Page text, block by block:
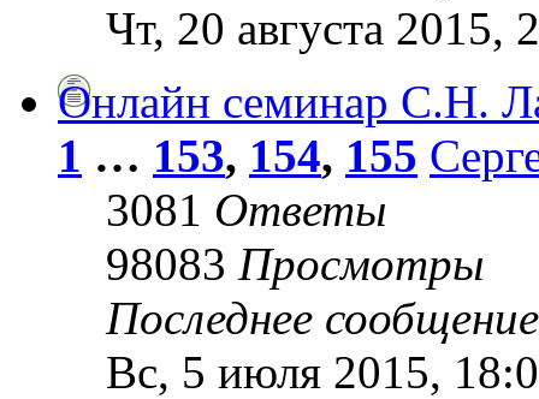
Чт, 20 августа 2015,
Онлайн семинар С.Н.
1 … 153, 154, 155
3081 Ответы
98083 Просмотры
Последнее
Вс, 5 июля 2015,